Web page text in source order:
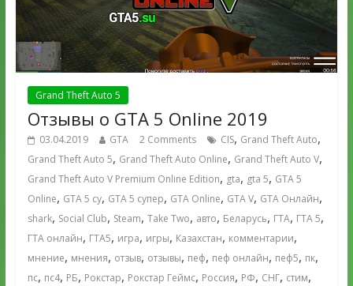
Grand Theft Auto 5
Отзывы о GTA 5 Online 2019
03.04.2019 GTA 2 Comments CIS, Grand Theft Auto,
Grand Theft Auto 5, Grand Theft Auto Online, Grand Theft Auto V,
Grand Theft Auto V Premium Online Edition, gta, gta 5, GTA 5
Online, GTA 5 су, GTA 5 супер, GTA Online, GTA V, GTA Онлайн,
shark, Social Club, Steam, Take Two, авто, Беларусь, ГТА, ГТА 5,
ГТА онлайн, ГТА5, игра, игры, Казахстан, комментарии,
мнение, мнения, отзыв, отзывы, пеф, пеф онлайн, пеф5, пк,
пс, пс4, РБ, Рокстар, Рокстар Геймс, Россия, РФ, СНГ, стим,